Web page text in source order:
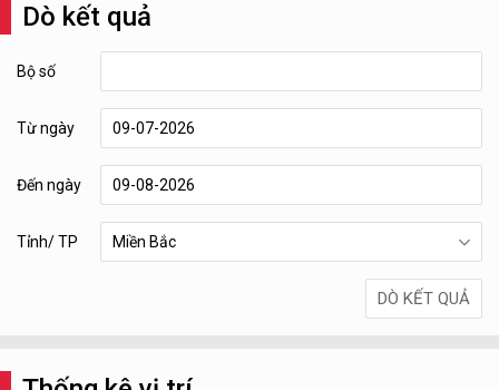
Dò kết quả
Bộ số
Từ ngày
Đến ngày
Tỉnh/ TP